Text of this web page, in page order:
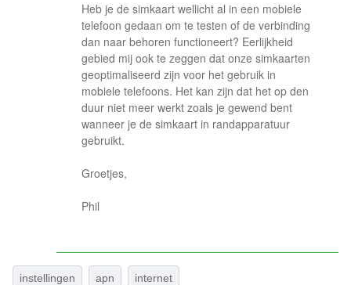
Heb je de simkaart wellicht al in een mobiele
telefoon gedaan om te testen of de verbinding
dan naar behoren functioneert? Eerlijkheid
gebied mij ook te zeggen dat onze simkaarten
geoptimaliseerd zijn voor het gebruik in
mobiele telefoons. Het kan zijn dat het op den
duur niet meer werkt zoals je gewend bent
wanneer je de simkaart in randapparatuur
gebruikt.
Groetjes,
Phil
instellingen apn internet